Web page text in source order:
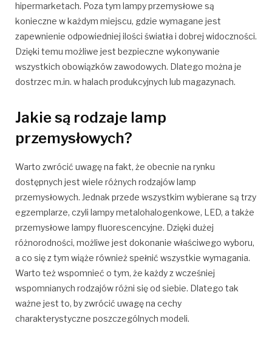
hipermarketach. Poza tym lampy przemysłowe są
konieczne w każdym miejscu, gdzie wymagane jest
zapewnienie odpowiedniej ilości światła i dobrej widoczności.
Dzięki temu możliwe jest bezpieczne wykonywanie
wszystkich obowiązków zawodowych. Dlatego można je
dostrzec m.in. w halach produkcyjnych lub magazynach.
Jakie są rodzaje lamp
przemysłowych?
Warto zwrócić uwagę na fakt, że obecnie na rynku
dostępnych jest wiele różnych rodzajów lamp
przemysłowych. Jednak przede wszystkim wybierane są trzy
egzemplarze, czyli lampy metalohalogenkowe, LED, a także
przemysłowe lampy fluorescencyjne. Dzięki dużej
różnorodności, możliwe jest dokonanie właściwego wyboru,
a co się z tym wiąże również spełnić wszystkie wymagania.
Warto też wspomnieć o tym, że każdy z wcześniej
wspomnianych rodzajów różni się od siebie. Dlatego tak
ważne jest to, by zwrócić uwagę na cechy
charakterystyczne poszczególnych modeli.